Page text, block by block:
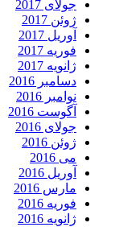
جولای 2017
ژوئن 2017
آوریل 2017
فوریه 2017
ژانویه 2017
دسامبر 2016
نوامبر 2016
آگوست 2016
جولای 2016
ژوئن 2016
می 2016
آوریل 2016
مارس 2016
فوریه 2016
ژانویه 2016